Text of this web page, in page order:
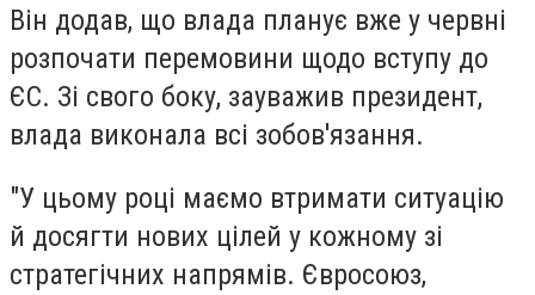
Він додав, що влада планує вже у червні
розпочати перемовини щодо вступу до
ЄС. Зі свого боку, зауважив президент,
влада виконала всі зобов'язання.
"У цьому році маємо втримати ситуацію
й досягти нових цілей у кожному зі
стратегічних напрямів. Євросоюз,